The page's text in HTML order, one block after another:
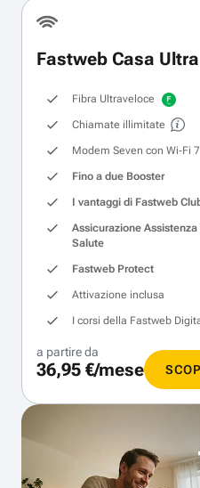
Fastweb Casa Ultra
Fibra Ultraveloce
Chiamate illimitate
Modem Seven con Wi‑Fi 7
Fino a due Booster
I vantaggi di Fastweb
Assicurazione
Salute
Fastweb Protect
Attivazione inclusa
I corsi della Fastweb
a partire da
36,95 €/mese